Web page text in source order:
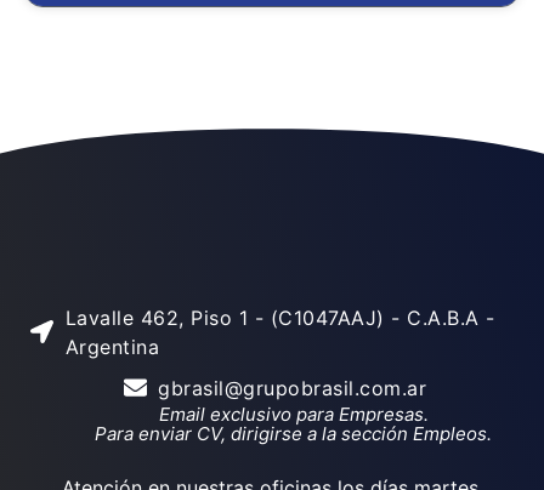
Lavalle 462, Piso 1 - (C1047AAJ) - C.A.B.A -
Argentina
gbrasil@grupobrasil.com.ar
Email exclusivo para Empresas.
Para enviar CV, dirigirse a la sección Empleos.